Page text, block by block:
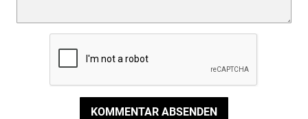
KOMMENTAR ABSENDEN